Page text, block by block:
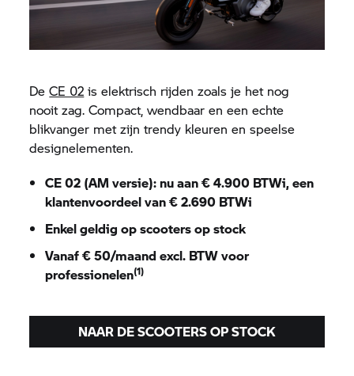
DeCE 02 is elektrisch rijden zoals je het nog
nooit zag. Compact, wendbaar en een echte
blikvanger metzijn trendy kleuren en speelse
designelementen.
CE 02 (AM versie): nu aan € 4.900 BTWi, een
klantenvoordeel van € 2.690 BTWi
Enkel geldig op scooters op stock
Vanaf € 50/maand excl. BTW voor
professionelen(1)
NAAR DE SCOOTERS OP STOCK